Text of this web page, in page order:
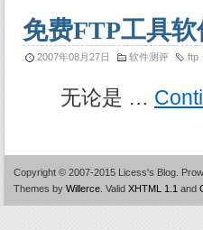
免费FTP工具
2007年08月27日 软件测评 ftp
无论是 …
Copyright © 2007-2015 Licess's Blog.
Themes by Willerce Valid XHTML 1.1 and